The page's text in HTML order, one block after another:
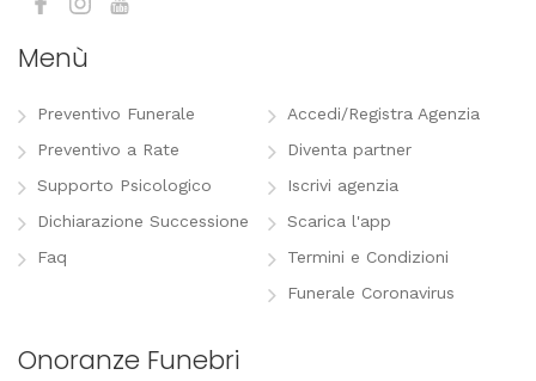
Menù
Preventivo Funerale
Preventivo a Rate
Supporto Psicologico
Dichiarazione Successione
Faq
Accedi/Registra Agenzia
Diventa partner
Iscrivi agenzia
Scarica l'app
Termini e Condizioni
Funerale Coronavirus
Onoranze Funebri